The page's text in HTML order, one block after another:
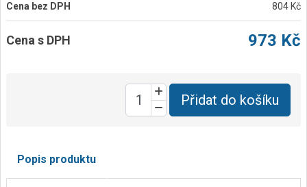
Cena bez DPH 804 Kč
Cena s DPH 973 Kč
Přidat do košíku
Popis produktu